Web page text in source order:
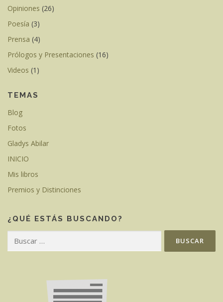
Opiniones (26)
Poesía (3)
Prensa (4)
Prólogos y Presentaciones (16)
Videos (1)
TEMAS
Blog
Fotos
Gladys Abilar
INICIO
Mis libros
Premios y Distinciones
¿QUÉ ESTÁS BUSCANDO?